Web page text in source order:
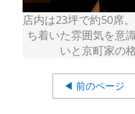
店内は23坪で約50席
ち着いた雰囲気を意
いと京町家の
◀ 前のページ